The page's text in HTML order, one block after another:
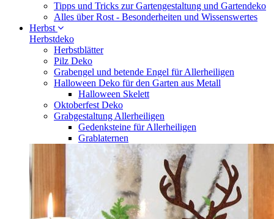
Tipps und Tricks zur Gartengestaltung und Gartendeko
Alles über Rost - Besonderheiten und Wissenswertes
Herbst
Herbstdeko
Herbstblätter
Pilz Deko
Grabengel und betende Engel für Allerheiligen
Halloween Deko für den Garten aus Metall
Halloween Skelett
Oktoberfest Deko
Grabgestaltung Allerheiligen
Gedenksteine für Allerheiligen
Grablaternen